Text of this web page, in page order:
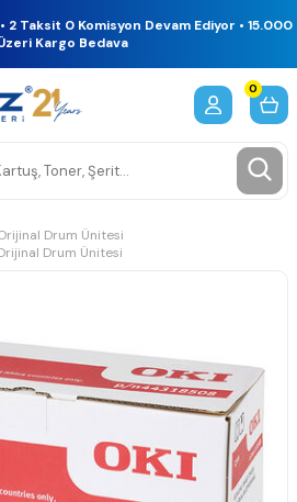
2 Taksit 0 Komisyon Devam Ediyor • 15.000
Kargo Bedava
0
Drum Ünitesi
Drum Ünitesi